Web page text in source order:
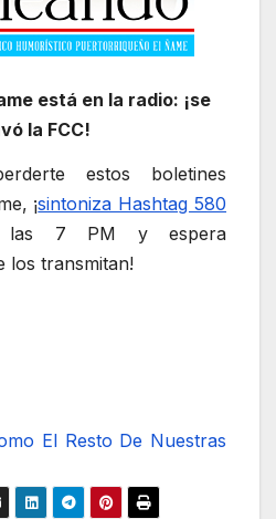
está en la radio: ¡se
la FCC!
estos boletines
¡sintoniza Hashtag 580
las 7 PM y espera
los transmitan!
El Resto De Nuestras